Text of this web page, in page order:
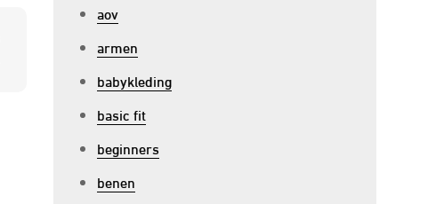
Concentratie
Voedingssupplementen:
aov
armen
babykleding
basic fit
beginners
benen